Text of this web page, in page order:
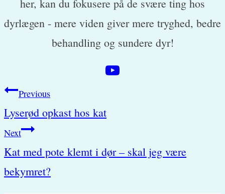
her, kan du fokusere på de svære ting hos
dyrlægen - mere viden giver mere tryghed, bedre
behandling og sundere dyr!
Post
navigation
Previous
Lyserød opkast hos kat
Next
Kat med pote klemt i dør – skal jeg være
bekymret?